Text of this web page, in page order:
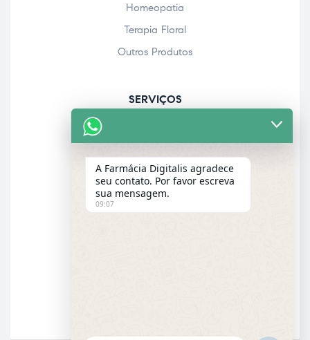
Homeopatia
Terapia Floral
Outros Produtos
SERVIÇOS
Acolhimento farmacêutico
Assistência personalizada
Check-up
Entrega a domicílio
A Farmácia Digitalis agradece
seu contato. Por favor escreva
sua mensagem.
09:07